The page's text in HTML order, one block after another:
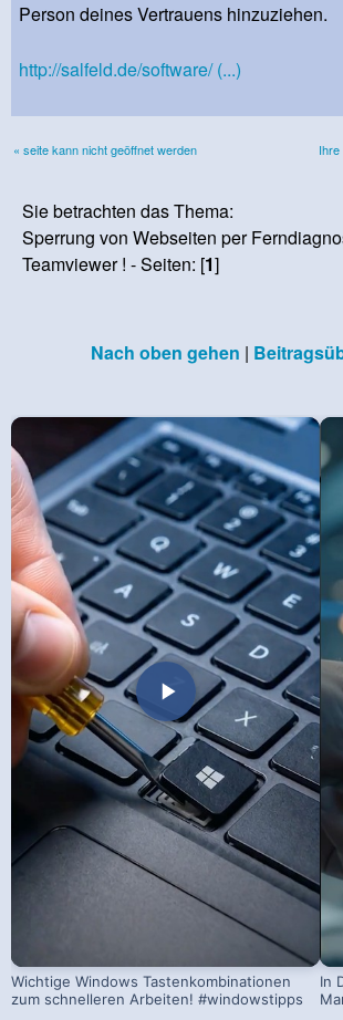
Person deines Vertrauens hinzuziehen.
http://salfeld.de/software/ (...)
« seite kann nicht geöffnet werden
Sie betrachten das Thema:
Sperrung von Webseiten per
Teamviewer ! - Seiten: [1]
Nach oben gehen |
Wichtige Windows Tastenkombinationen
zum schnelleren Arbeiten! #windowstipps
In